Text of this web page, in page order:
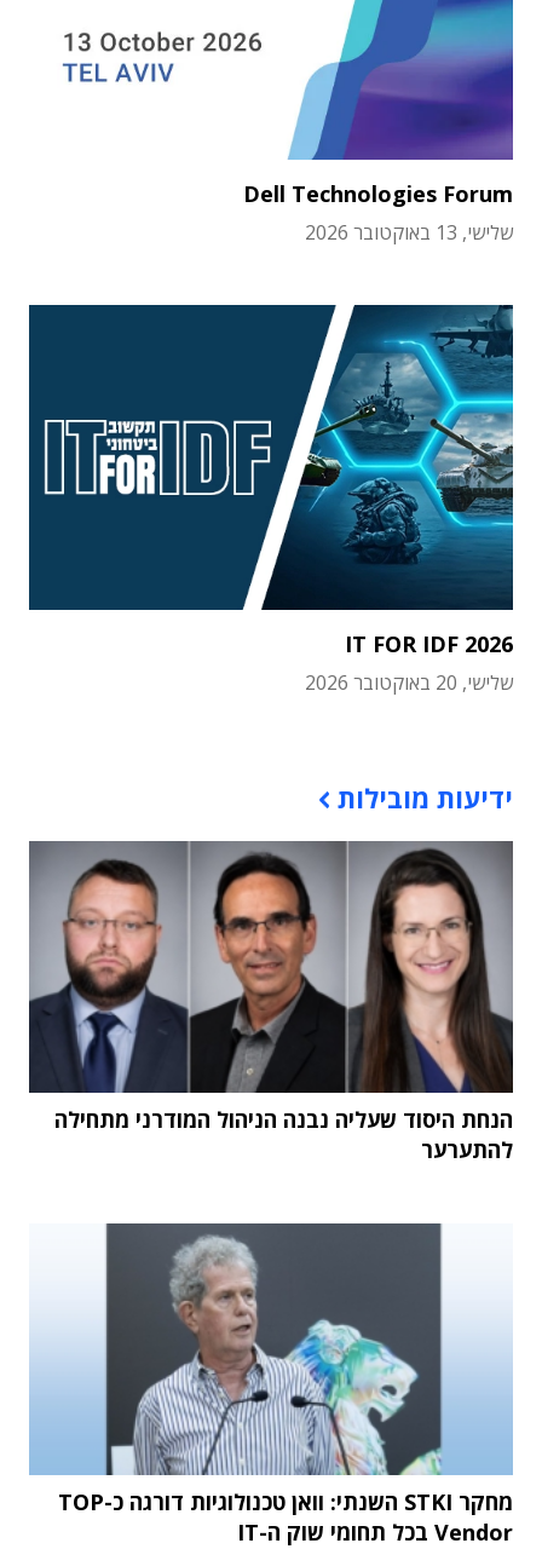
Dell Technologies Forum
שלישי, 13 באוקטובר 2026
IT FOR IDF 2026
שלישי, 20 באוקטובר 2026
ידיעות מובילות
הנחת היסוד שעליה נבנה הניהול המודרני מתחילה
להתערער
מחקר STKI השנתי: וואן טכנולוגיות דורגה כ-TOP
Vendor בכל תחומי שוק ה-IT